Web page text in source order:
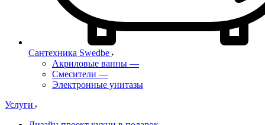
Сантехника Swedbe
Акриловые ванны —
Смесители —
Электронные унитазы
Услуги